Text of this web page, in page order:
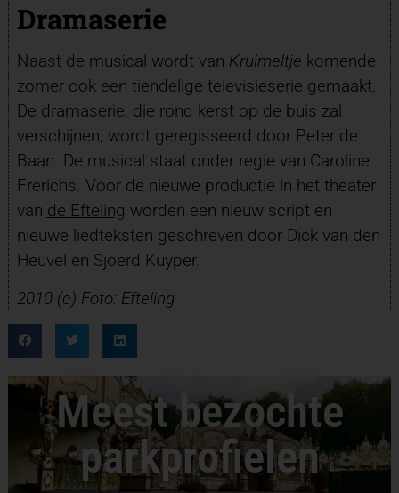
Dramaserie
Naast de musical wordt van Kruimeltje komende
zomer ook een tiendelige televisieserie gemaakt.
De dramaserie, die rond kerst op de buis zal
verschijnen, wordt geregisseerd door Peter de
Baan. De musical staat onder regie van Caroline
Frerichs. Voor de nieuwe productie in het theater
van de Efteling worden een nieuw script en
nieuwe liedteksten geschreven door Dick van den
Heuvel en Sjoerd Kuyper.
2010 (c) Foto: Efteling
Meest bezochte
parkprofielen